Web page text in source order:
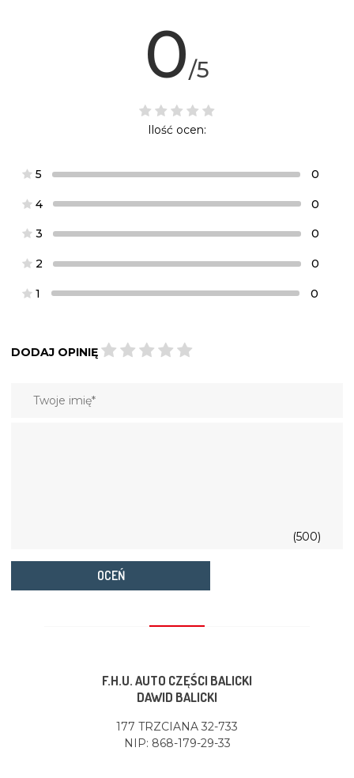
0/5
Ilość ocen:
5 0
4 0
3 0
2 0
1 0
DODAJ OPINIĘ
(500)
OCEŃ
F.H.U. AUTO CZĘŚCI BALICKI
DAWID BALICKI
177 TRZCIANA 32-733
NIP: 868-179-29-33